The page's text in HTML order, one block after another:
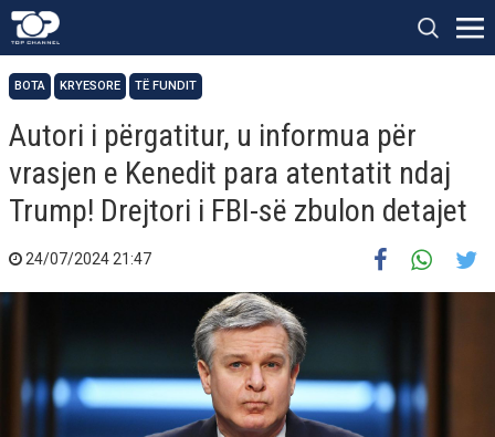
BOTA KRYESORE TË FUNDIT
Autori i përgatitur, u informua për
vrasjen e Kenedit para atentatit ndaj
Trump! Drejtori i FBI-së zbulon detajet
24/07/2024 21:47